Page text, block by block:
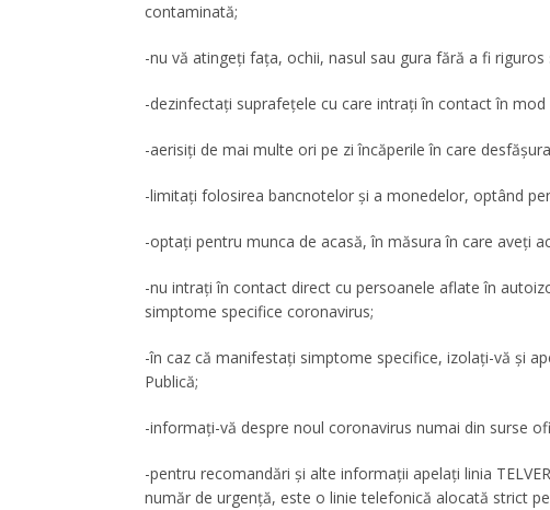
contaminată;
-nu vă atingeți fața, ochii, nasul sau gura fără a fi riguros
-dezinfectați suprafețele cu care intrați în contact în mod
-aerisiți de mai multe ori pe zi încăperile în care
-limitați folosirea bancnotelor și a monedelor, optând
-optați pentru munca de acasă, în măsura în care aveți
-nu intrați în contact direct cu persoanele aflate în
simptome specifice coronavirus;
-în caz că manifestați simptome specifice, izolați-vă și
Publică;
-informați-vă despre noul coronavirus numai din surse
-pentru recomandări și alte informații apelaţi linia
număr de urgență, este o linie telefonică alocată strict